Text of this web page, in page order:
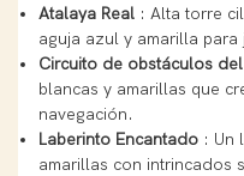
Atalaya Real: Alta torre
aguja azul y amarilla para
Circuito de obstáculos
blancas y amarillas que
navegación.
Laberinto Encantado: Un
amarillas con intrincados